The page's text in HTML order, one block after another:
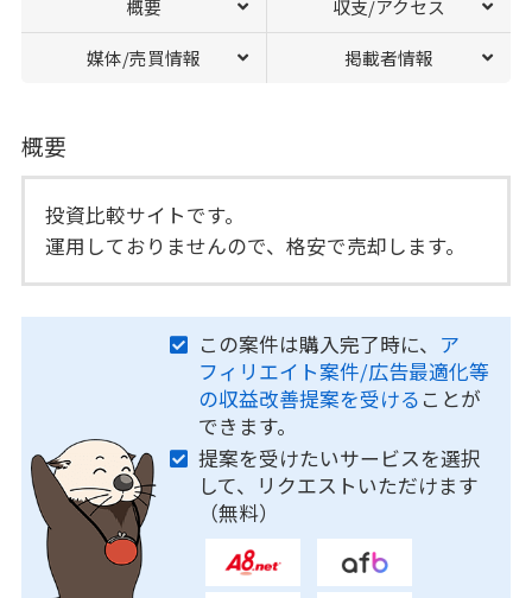
概要 収支/アクセス
媒体/売買情報 掲載者情報
概要
投資比較サイトです。
運用しておりませんので、格安で売却します。
この案件は購入完了時に、 ア
フィリエイト案件/広告最適化等
の収益改善提案を受ける ことが
できます。
提案を受けたいサービスを選択
して、リクエストいただけます
（無料）